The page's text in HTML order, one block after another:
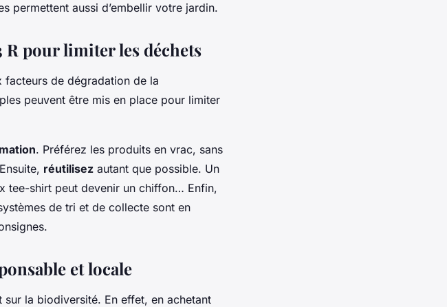
permettent aussi d’embellir votre jardin.
pour limiter les déchets
facteurs de dégradation de la
peuvent être mis en place pour limiter
. Préférez les produits en vrac, sans
réutilisez autant que possible. Un
tee-shirt peut devenir un chiffon… Enfin,
de tri et de collecte sont en
et locale
la biodiversité. En effet, en achetant